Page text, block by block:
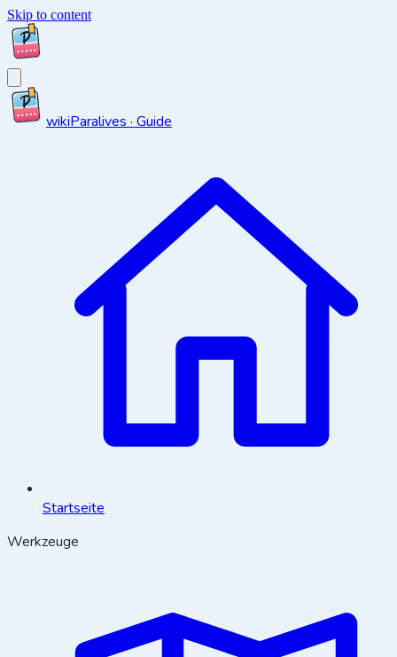
Skip to content
wikiParalives · Guide
Startseite
Werkzeuge